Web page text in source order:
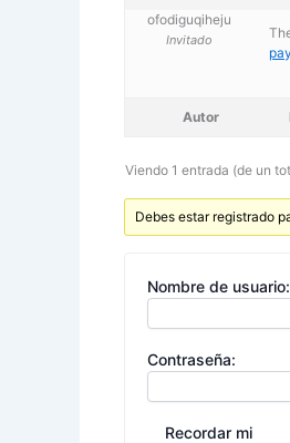
ofodiguqiheju
Invitado
Autor
Viendo 1 entrada (de un
Debes estar registrado
Nombre de usuario:
Contraseña:
Recordar mi